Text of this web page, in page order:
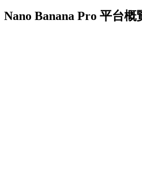
Nano Banana Pro 平台概